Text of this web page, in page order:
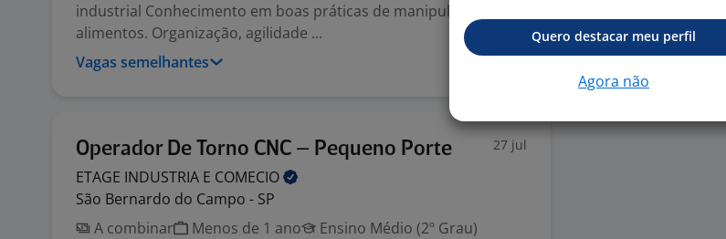
industrial Conhecimento em boas práticas de manipulação de
alimentos. Organização, agilidade ...
Vagas semelhantes
Operador De Torno CNC – Pequeno Porte 27 jul
ETAGE INDUSTRIA E COMECIO
São Bernardo do Campo - SP
A combinar
Menos de 1 ano
Ensino Médio (2º Grau)
Quero destacar meu perfil
Agora não